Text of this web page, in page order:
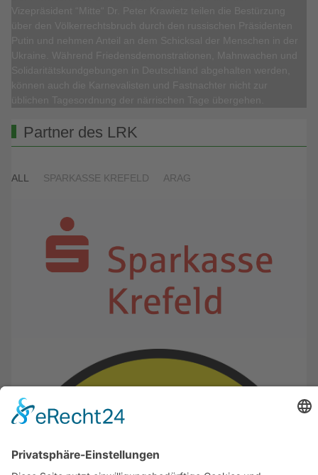
Partner des LRK
ALL SPARKASSE KREFELD ARAG